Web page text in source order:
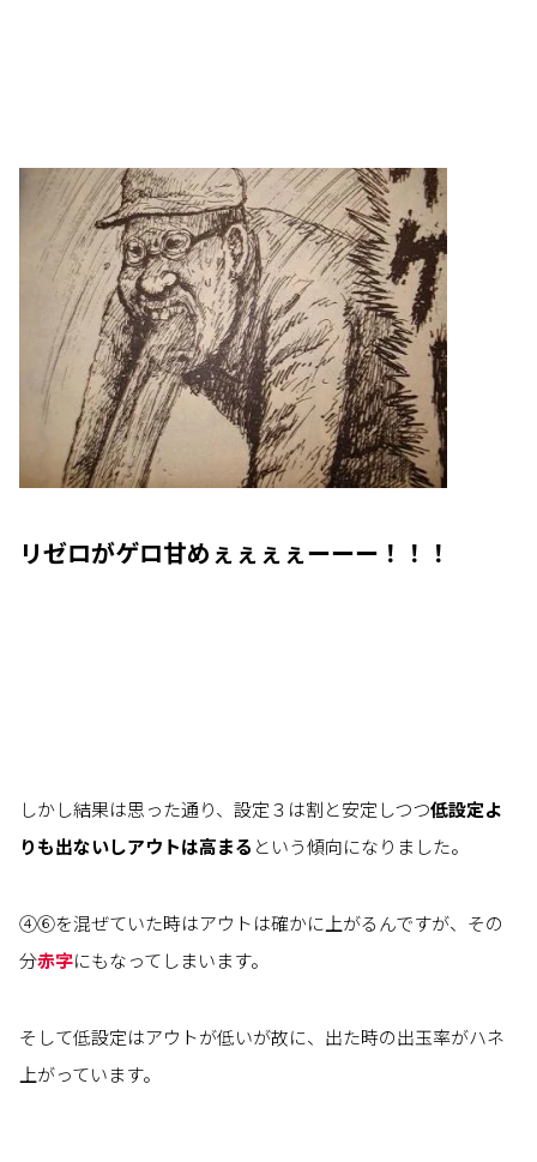
リゼロがゲロ甘めぇぇぇぇーーー！！！
しかし結果は思った通り、設定３は割と安定しつつ低設定よ
りも出ないしアウトは高まる という傾向になりました。
④⑥を混ぜていた時はアウトは確かに上がるんですが、その
分赤字にもなってしまいます。
そして低設定はアウトが低いが故に、出た時の出玉率がハネ
上がっています。